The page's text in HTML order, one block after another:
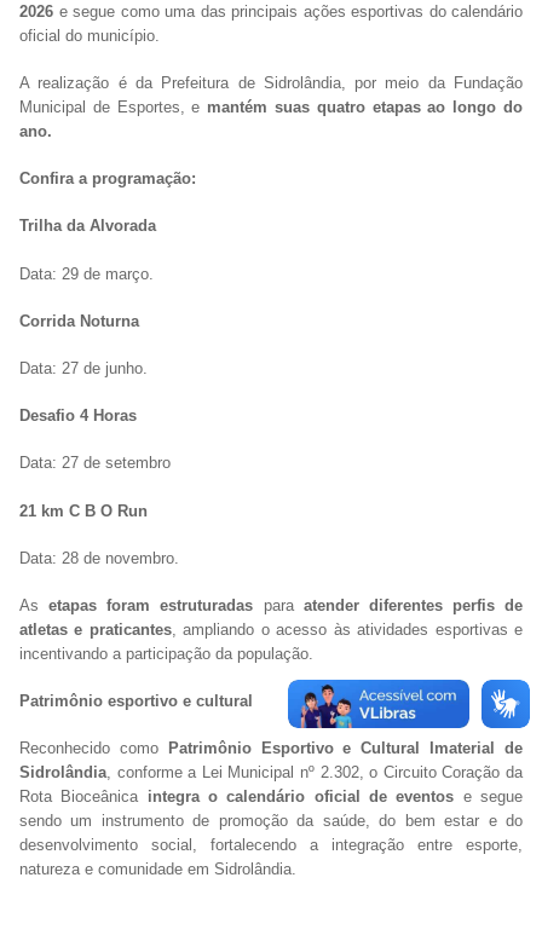
2026 e segue como uma das principais ações esportivas do calendário
oficial do município.
A realização é da Prefeitura de Sidrolândia, por meio da Fundação
Municipal de Esportes, e mantém suas quatro etapas ao longo do
ano.
Confira a programação:
Trilha da Alvorada
Data: 29 de março.
Corrida Noturna
Data: 27 de junho.
Desafio 4 Horas
Data: 27 de setembro
21 km C B O Run
Data: 28 de novembro.
Asetapas foram estruturadas paraatender diferentes perfis de
atletas e praticantes, ampliando o acesso às atividades esportivas e
incentivando a participação da população.
Patrimônio esportivo e cultural
Reconhecido como
Patrimônio Esportivo e Cultural Imaterial de
Sidrolândia, conforme a Lei Municipal nº 2.302, o Circuito Coração da
Rota Bioceânicaintegra o calendário oficial de eventos e segue
sendo um instrumento de promoção da saúde, do bem estar e do
desenvolvimento social, fortalecendo a integração entre esporte,
natureza e comunidade em Sidrolândia.